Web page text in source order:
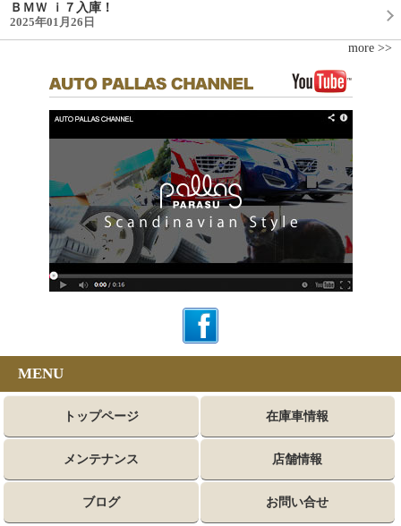
ＢＭＷ ｉ７入庫！
2025年01月26日
more >>
MENU
トップページ 在庫車情報
メンテナンス 店舗情報
ブログ お問い合せ